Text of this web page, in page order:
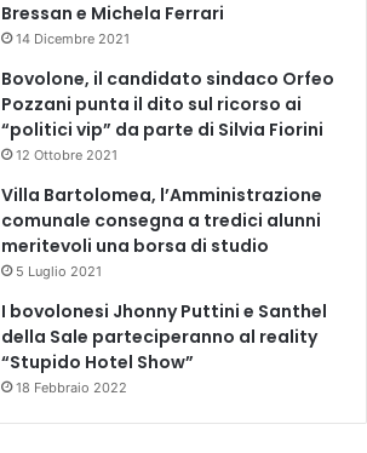
Bressan e Michela Ferrari
14 Dicembre 2021
Bovolone, il candidato sindaco Orfeo
Pozzani punta il dito sul ricorso ai
“politici vip” da parte di Silvia Fiorini
12 Ottobre 2021
Villa Bartolomea, l’Amministrazione
comunale consegna a tredici alunni
meritevoli una borsa di studio
5 Luglio 2021
I bovolonesi Jhonny Puttini e Santhel
della Sale parteciperanno al reality
“Stupido Hotel Show”
18 Febbraio 2022